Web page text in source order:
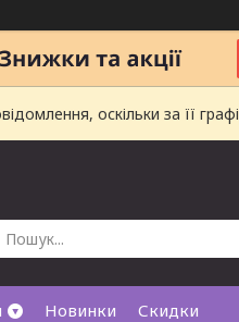
оскільки за її
Новинки Скидки